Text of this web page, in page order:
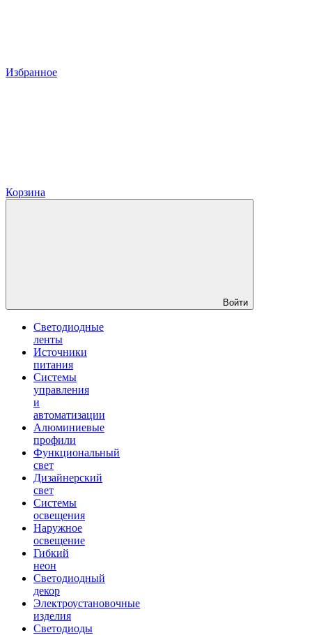
Избранное
Корзина
Войти
Светодиодные
ленты
Источники
питания
Системы
управления
и
автоматизации
Алюминиевые
профили
Функциональный
свет
Дизайнерский
свет
Системы
освещения
Наружное
освещение
Гибкий
неон
Светодиодный
декор
Электроустановочные
изделия
Светодиоды